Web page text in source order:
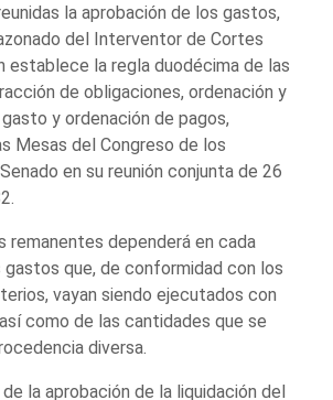
la aprobación de los gastos,
del Interventor de Cortes
establece la regla duodécima de las
de obligaciones, ordenación y
y ordenación de pagos,
Mesas del Congreso de los
en su reunión conjunta de 26
remanentes dependerá en cada
que, de conformidad con los
vayan siendo ejecutados con
como de las cantidades que se
diversa.
la aprobación de la liquidación del